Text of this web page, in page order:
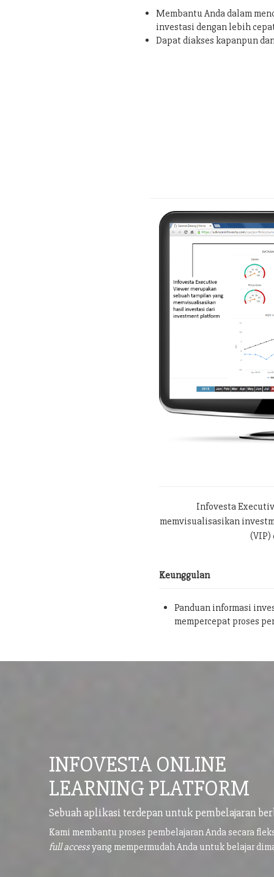
Membantu Anda dalam
investasi dengan lebih
Dapat diakses kapanpun
Infovesta
memvisualisasikan
(VIP)
Keunggulan
Panduan informasi
mempercepat proses
INFOVESTA ONLINE
LEARNING PLATFORM
Sebuah aplikasi terdepan untuk pembelajaran
Kami membantu proses pembelajaran Anda secara
full accessyang mempermudah Anda untuk belajar